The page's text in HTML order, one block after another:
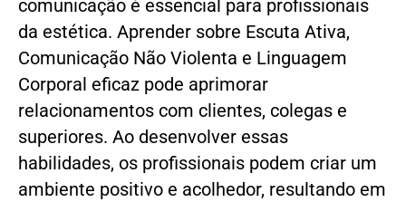
comunicação é essencial para profissionais
da estética. Aprender sobre Escuta Ativa,
Comunicação Não Violenta e Linguagem
Corporal eficaz pode aprimorar
relacionamentos com clientes, colegas e
superiores. Ao desenvolver essas
habilidades, os profissionais podem criar um
ambiente positivo e acolhedor, resultando em